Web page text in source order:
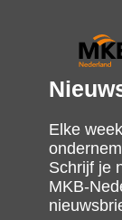
Elke
Schrijf je
MKB-